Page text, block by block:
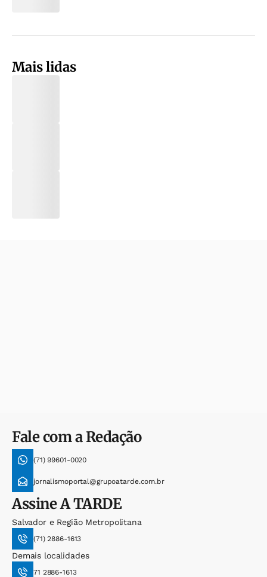
Mais lidas
Fale com a Redação
(71) 99601-0020
jornalismoportal@grupoatarde.com.br
AssineA TARDE
Salvador e Região Metropolitana
(71) 2886-1613
Demais localidades
71 2886-1613